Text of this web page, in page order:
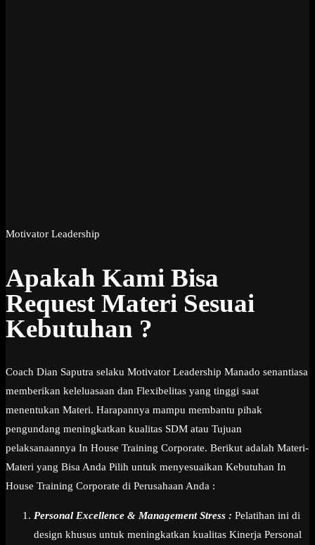
Motivator Leadership
Apakah Kami Bisa
Request Materi Sesuai
Kebutuhan ?
Coach Dian Saputra selaku Motivator Leadership Manado senantiasa
memberikan keleluasaan dan Flexibelitas yang tinggi saat
menentukan Materi. Harapannya mampu membantu pihak
pengundang meningkatkan kualitas SDM atau Tujuan
pelaksanaannya In House Training Corporate. Berikut adalah Materi-
Materi yang Bisa Anda Pilih untuk menyesuaikan Kebutuhan In
House Training Corporate di Perusahaan Anda :
Personal Excellence & Management Stress : Pelatihan ini di
design khusus untuk meningkatkan kualitas Kinerja Personal